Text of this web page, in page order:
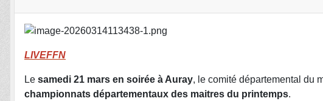
LIVEFFN
Le samedi 21 mars en soirée à Auray, le comité départemental du
championnats départementaux des maitres du printemps.